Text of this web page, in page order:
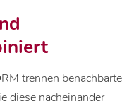
trennen benachbarte
diese nacheinander